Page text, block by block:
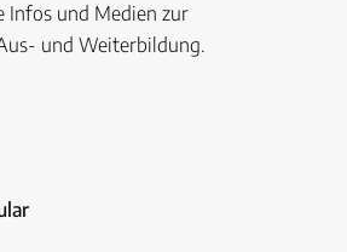
Infos und Medien zur
und Weiterbildung.